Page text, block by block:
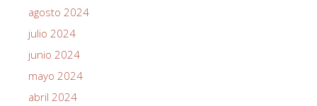
agosto 2024
julio 2024
junio 2024
mayo 2024
abril 2024